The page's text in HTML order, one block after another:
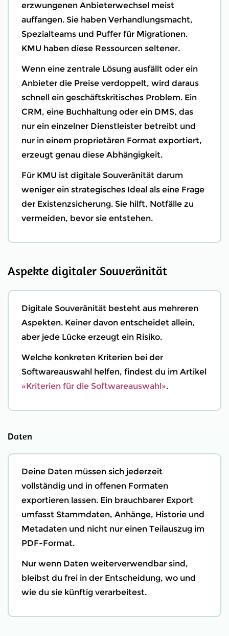
erzwungenen Anbieterwechsel meist
auffangen. Sie haben Verhandlungsmacht,
Spezialteams und Puffer für Migrationen.
KMU haben diese Ressourcen seltener.
Wenn eine zentrale Lösung ausfällt oder ein
Anbieter die Preise verdoppelt, wird daraus
schnell ein geschäftskritisches Problem. Ein
CRM, eine Buchhaltung oder ein DMS, das
nur ein einzelner Dienstleister betreibt und
nur in einem proprietären Format exportiert,
erzeugt genau diese Abhängigkeit.
Für KMU ist digitale Souveränität darum
weniger ein strategisches Ideal als eine Frage
der Existenzsicherung. Sie hilft, Notfälle zu
vermeiden, bevor sie entstehen.
Aspekte digitaler Souveränität
Digitale Souveränität besteht aus mehreren
Aspekten. Keiner davon entscheidet allein,
aber jede Lücke erzeugt ein Risiko.
Welche konkreten Kriterien bei der
Softwareauswahl helfen, findest du im Artikel
«Kriterien für die Softwareauswahl».
Daten
Deine Daten müssen sich jederzeit
vollständig und in offenen Formaten
exportieren lassen. Ein brauchbarer Export
umfasst Stammdaten, Anhänge, Historie und
Metadaten und nicht nur einen Teilauszug im
PDF-Format.
Nur wenn Daten weiterverwendbar sind,
bleibst du frei in der Entscheidung, wo und
wie du sie künftig verarbeitest.